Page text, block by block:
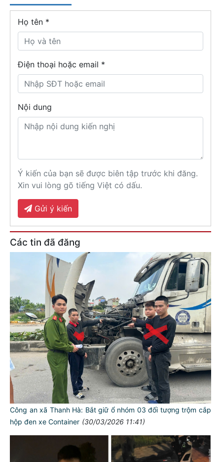
Họ tên *
Điện thoại hoặc email *
Nội dung
Ý kiến của bạn sẽ được biên tập trước khi đăng.
Xin vui lòng gõ tiếng Việt có dấu.
Gửi ý kiến
Các tin đã đăng
Công an xã Thanh Hà: Bắt giữ ổ nhóm 03 đối tượng trộm cắp
hộp đen xe Container (30/03/2026 11:41)